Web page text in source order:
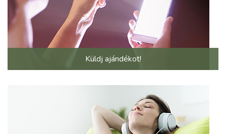
Küldj ajándékot!